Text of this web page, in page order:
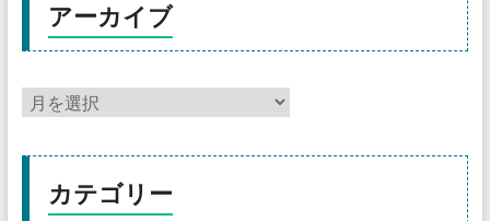
アーカイブ
カテゴリー